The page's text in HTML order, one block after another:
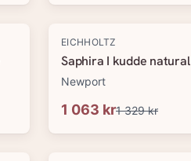
-20%
EICHHOLTZ
Saphira I kudde natural
Newport
1 063 kr1 329 kr